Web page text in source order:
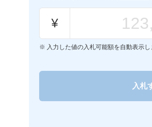
¥
入力した値の入札可能額を自動表示し